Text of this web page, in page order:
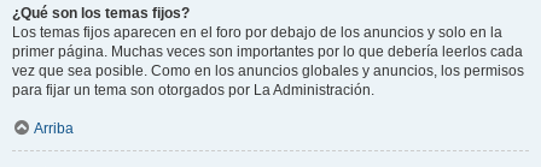
¿Qué son los temas fijos?
Los temas fijos aparecen en el foro por debajo de los anuncios y solo en la
primer página. Muchas veces son importantes por lo que debería leerlos cada
vez que sea posible. Como en los anuncios globales y anuncios, los permisos
para fijar un tema son otorgados por La Administración.
Arriba